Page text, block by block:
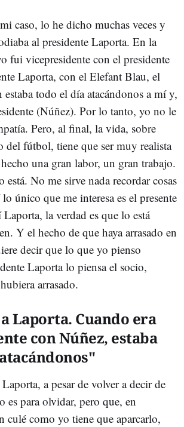
caso, lo he dicho muchas veces y
al presidente Laporta. En la
fui vicepresidente con el presidente
Laporta, con el Elefant Blau, el
todo el día atacándonos a mí y,
(Núñez). Por lo tanto, yo no le
Pero, al final, la vida, sobre
del fútbol, tiene que ser muy realista
una gran labor, un gran trabajo.
está. No me sirve nada recordar cosas
único que me interesa es el presente
la verdad es que lo está
Y el hecho de que haya arrasado en
decir que lo que yo pienso
Laporta lo piensa el socio,
arrasado.
Laporta. Cuando era
con Núñez, estaba
a pesar de volver a decir de
es para olvidar, pero que, en
culé como yo tiene que aparcarlo,